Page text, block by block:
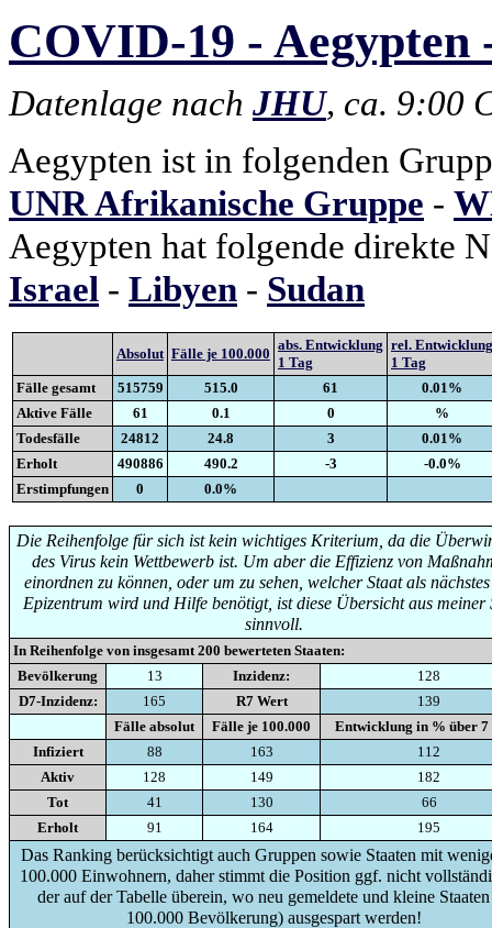
COVID-19 - Aegypten
Datenlage nach JHU, ca. 9:00
Aegypten ist in folgenden
UNR Afrikanische Gruppe -
Aegypten hat folgende direkte
Israel - Libyen - Sudan
Absolut Fälle je 100.000
abs. Entwicklung
1 Tag
rel. Entwicklung
1 Tag
Fälle gesamt
515759 515.0 61
0.01%
Aktive Fälle
61 0.1 0
%
Todesfälle
24812 24.8 3
0.01%
Erholt
490886 490.2 -3
-0.0%
Erstimpfungen
0 0.0%
Die Reihenfolge für sich ist kein wichtiges Kriterium, da die
des Virus kein Wettbewerb ist. Um aber die Effizienz von
einordnen zu können, oder um zu sehen, welcher Staat als
Epizentrum wird und Hilfe benötigt, ist diese Übersicht aus meiner
sinnvoll.
In Reihenfolge von insgesamt 200 bewerteten Staaten:
Bevölkerung
13 Inzidenz:
128
D7-Inzidenz:
165 R7 Wert
139
Fälle absolut
Fälle je 100.000
Entwicklung in % über 7
Infiziert
88 163
112
Aktiv
128 149
182
Tot
41 130
66
Erholt
91 164 195
Das Ranking berücksichtigt auch Gruppen sowie Staaten mit
100.000 Einwohnern, daher stimmt die Position ggf. nicht
der auf der Tabelle überein, wo neu gemeldete und kleine
100.000 Bevölkerung) ausgespart werden!